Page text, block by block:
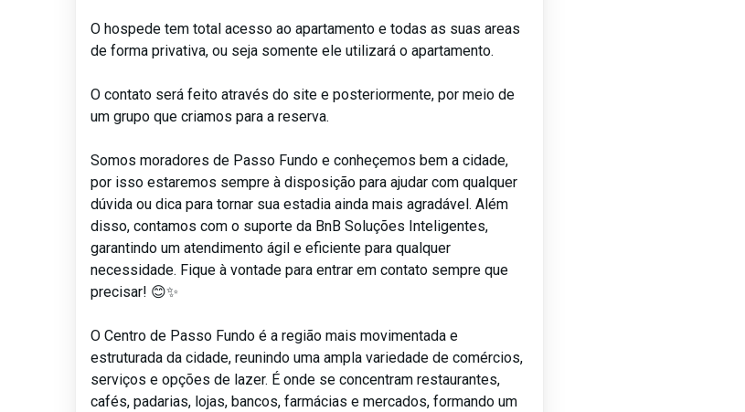
O hospede tem total acesso ao apartamento e todas as suas areas
de forma privativa, ou seja somente ele utilizará o apartamento.
O contato será feito através do site e posteriormente, por meio de
um grupo que criamos para a reserva.
Somos moradores de Passo Fundo e conheçemos bem a cidade,
por isso estaremos sempre à disposição para ajudar com qualquer
dúvida ou dica para tornar sua estadia ainda mais agradável. Além
disso, contamos com o suporte da BnB Soluções Inteligentes,
garantindo um atendimento ágil e eficiente para qualquer
necessidade. Fique à vontade para entrar em contato sempre que
precisar! 😊✨
O Centro de Passo Fundo é a região mais movimentada e
estruturada da cidade, reunindo uma ampla variedade de comércios,
serviços e opções de lazer. É onde se concentram restaurantes,
cafés, padarias, lojas, bancos, farmácias e mercados, formando um